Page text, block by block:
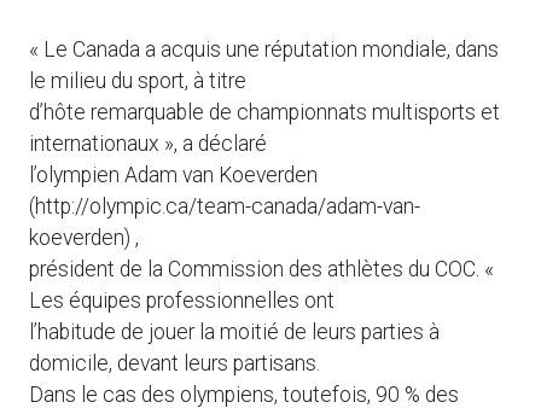
« Le Canada a acquis une réputation mondiale, dans
le milieu du sport, à titre
d’hôte remarquable de championnats multisports et
internationaux », a déclaré
l’olympien Adam van Koeverden
(http://olympic.ca/team-canada/adam-van-
koeverden) ,
président de la Commission des athlètes du COC. «
Les équipes professionnelles ont
l’habitude de jouer la moitié de leurs parties à
domicile, devant leurs partisans.
Dans le cas des olympiens, toutefois, 90 % des